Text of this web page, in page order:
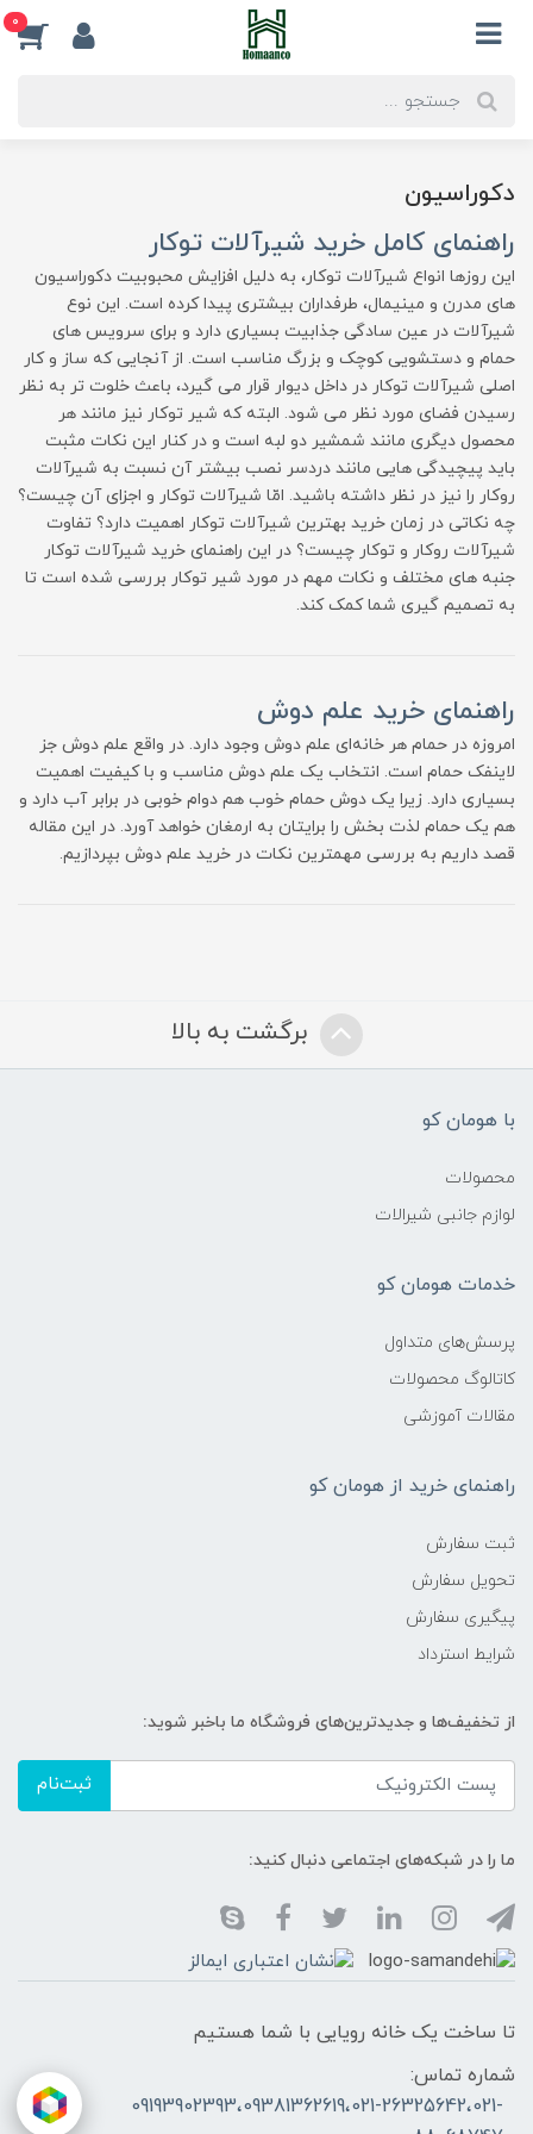
0
دکوراسیون
راهنمای کامل خرید شیرآلات توکار
این روزها انواع شیرآلات توکار، به دلیل افزایش محبوبیت دکوراسیون
های مدرن و مینیمال، طرفداران بیشتری پیدا کرده است. این نوع
شیرآلات در عین سادگی جذابیت بسیاری دارد و برای سرویس های
حمام و دستشویی کوچک و بزرگ مناسب است. از آنجایی که ساز و کار
اصلی شیرآلات توکار در داخل دیوار قرار می گیرد، باعث خلوت تر به نظر
رسیدن فضای مورد نظر می شود. البته که شیر توکار نیز مانند هر
محصول دیگری مانند شمشیر دو لبه است و در کنار این نکات مثبت
باید پیچیدگی هایی مانند دردسر نصب بیشتر آن نسبت به شیرآلات
روکار را نیز در نظر داشته باشید. امّا شیرآلات توکار و اجزای آن چیست؟
چه نکاتی در زمان خرید بهترین شیرآلات توکار اهمیت دارد؟ تفاوت
شیرآلات روکار و توکار چیست؟ در این راهنمای خرید شیرآلات توکار
جنبه های مختلف و نکات مهم در مورد شیر توکار بررسی شده است تا
به تصمیم گیری شما کمک کند.
راهنمای خرید علم دوش
امروزه در حمام هر خانه‌ای علم دوش وجود دارد. در واقع علم دوش جز
لاینفک حمام است. انتخاب یک علم دوش مناسب و با کیفیت اهمیت
بسیاری دارد. زیرا یک دوش حمام خوب هم دوام خوبی در برابر آب دارد و
هم یک حمام لذت بخش را برایتان به ارمغان خواهد آورد. در این مقاله
قصد داریم به بررسی مهمترین نکات در خرید علم دوش بپردازیم.
برگشت به بالا
با هومان کو
محصولات
لوازم جانبی شیرالات
خدمات هومان کو
پرسش‌های متداول
کاتالوگ محصولات
مقالات آموزشی
راهنمای خرید از هومان کو
ثبت سفارش
تحویل سفارش
پیگیری سفارش
شرایط استرداد
از تخفیف‌ها و جدیدترین‌های فروشگاه ما باخبر شوید:
ثبت‌نام
ما را در شبکه‌های اجتماعی دنبال کنید:
تا ساخت یک خانه رویایی با شما هستیم
شماره تماس:
09193902393،09381362619،021-26325642،021-